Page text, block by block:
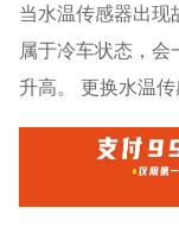
当水温传感器出现
属于冷车状态，会
升高。 更换水温传